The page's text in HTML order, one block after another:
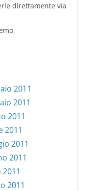
direttamente via
2011
2011
2011
2011
2011
2011
2011